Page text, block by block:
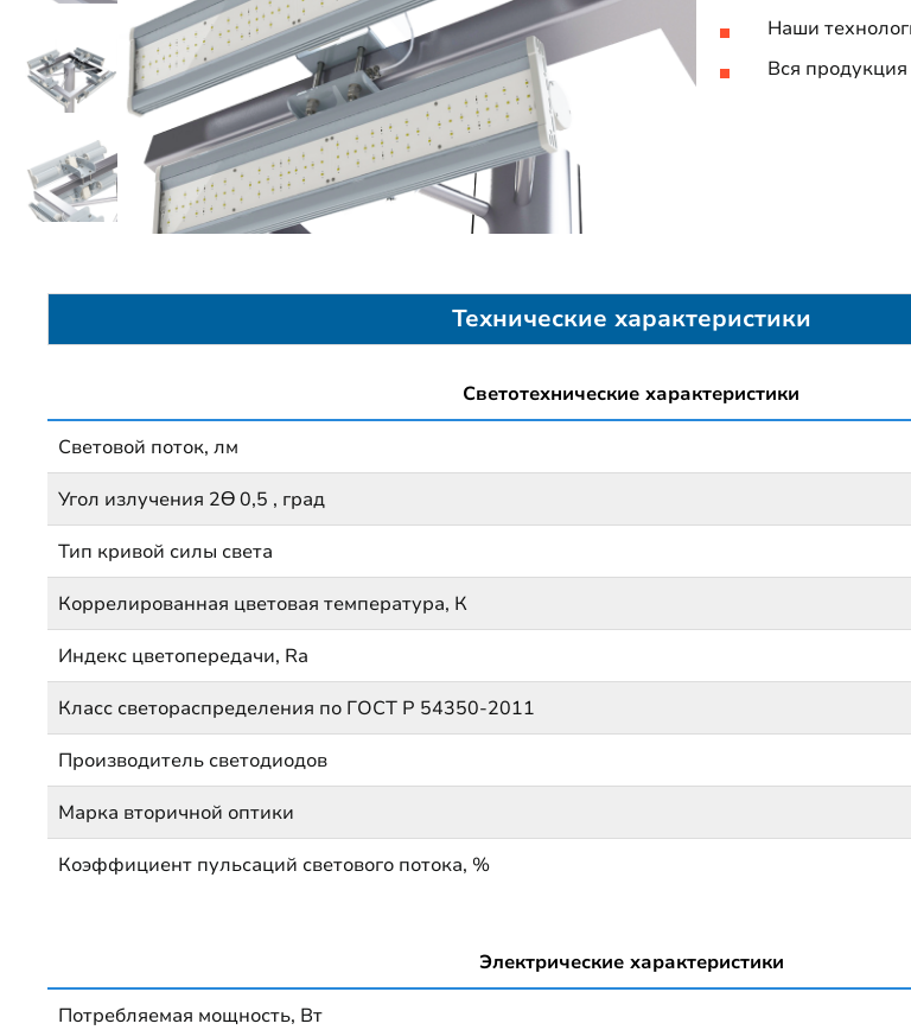
Наши
Вся продукция
Технические характеристики
Светотехнические характеристики
Световой поток, лм
Угол излучения 2Ɵ 0,5 , град
Тип кривой силы света
Коррелированная цветовая температура, К
Индекс цветопередачи, Ra
Класс светораспределения по ГОСТ Р 54350-2011
Производитель светодиодов
Марка вторичной оптики
Коэффициент пульсаций светового потока, %
Электрические характеристики
Потребляемая мощность, Вт